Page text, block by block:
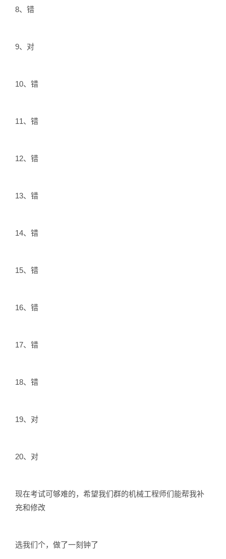
8、错
9、对
10、错
11、错
12、错
13、错
14、错
15、错
16、错
17、错
18、错
19、对
20、对
现在考试可够难的，希望我们群的机械工程师们能帮我补
充和修改
选我们个，做了一刻钟了